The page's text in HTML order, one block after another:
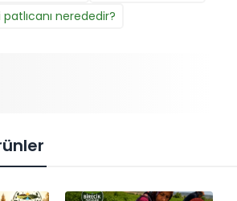
nerededir?